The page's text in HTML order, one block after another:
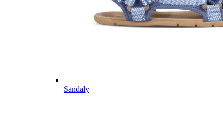
Sandały